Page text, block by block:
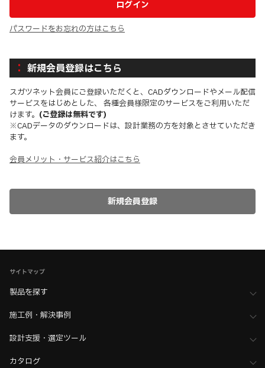
パスワードをお忘れの方はこちら
新規会員登録はこちら
スガツネット会員にご登録いただくと、CADダウンロードやメール配信
サービスをはじめとした、 各種会員様限定のサービスをご利用いただ
けます。 (ご登録は無料です)
※CADデータのダウンロードは、設計業務の方を対象とさせていただき
ます。
会員メリット・サービス紹介はこちら
サイトマップ
製品を探す
施工例・解決事例
設計支援・選定ツール
カタログ